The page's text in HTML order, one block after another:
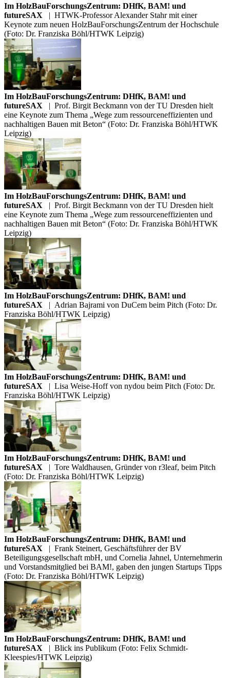
Im HolzBauForschungsZentrum: DHfK, BAM! und
futureSAX | HTWK-Professor Alexander Stahr mit einer
Keynote zum neuen HolzBauForschungsZentrum der Hochschule
(Foto: Dr. Franziska Böhl/HTWK Leipzig)
Im HolzBauForschungsZentrum: DHfK, BAM! und
futureSAX | Prof. Birgit Beckmann von der TU Dresden hielt
eine Keynote zum Thema „Wege zum ressourceneffizienten und
nachhaltigen Bauen mit Beton“ (Foto: Dr. Franziska Böhl/HTWK
Leipzig)
Im HolzBauForschungsZentrum: DHfK, BAM! und
futureSAX | Prof. Birgit Beckmann von der TU Dresden hielt
eine Keynote zum Thema „Wege zum ressourceneffizienten und
nachhaltigen Bauen mit Beton“ (Foto: Dr. Franziska Böhl/HTWK
Leipzig)
Im HolzBauForschungsZentrum: DHfK, BAM! und
futureSAX | Adrian Bajrami von DuCem beim Pitch (Foto: Dr.
Franziska Böhl/HTWK Leipzig)
Im HolzBauForschungsZentrum: DHfK, BAM! und
futureSAX | Lisa Weise-Hoff von nydou beim Pitch (Foto: Dr.
Franziska Böhl/HTWK Leipzig)
Im HolzBauForschungsZentrum: DHfK, BAM! und
futureSAX | Tore Waldhausen, Gründer von r3leaf, beim Pitch
(Foto: Dr. Franziska Böhl/HTWK Leipzig)
Im HolzBauForschungsZentrum: DHfK, BAM! und
futureSAX | Frank Steinert, Geschäftsführer der BV
Beteiligungsgesellschaft mbH, und Cornelia Jahnel, Unternehmerin
und Vorstandsmitglied bei BAM!, gaben den jungen Startups Tipps
(Foto: Dr. Franziska Böhl/HTWK Leipzig)
Im HolzBauForschungsZentrum: DHfK, BAM! und
futureSAX | Blick ins Publikum (Foto: Felix Schmidt-
Kleespies/HTWK Leipzig)